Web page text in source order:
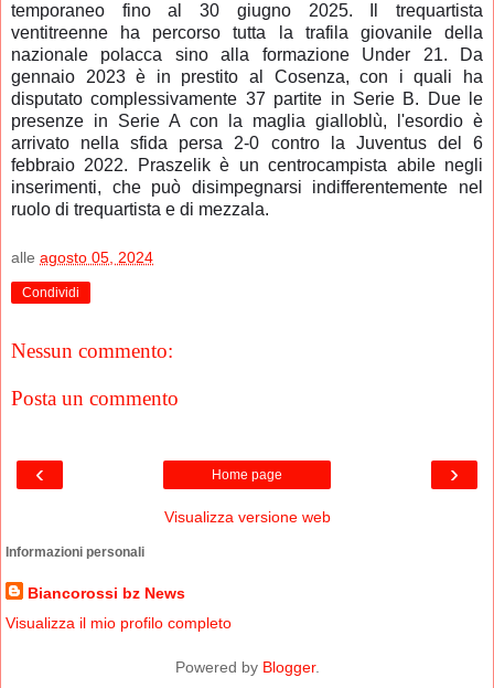
temporaneo fino al 30 giugno 2025. Il trequartista
ventitreenne ha percorso tutta la trafila giovanile della
nazionale polacca sino alla formazione Under 21. Da
gennaio 2023 è in prestito al Cosenza, con i quali ha
disputato complessivamente 37 partite in Serie B. Due le
presenze in Serie A con la maglia gialloblù, l'esordio è
arrivato nella sfida persa 2-0 contro la Juventus del 6
febbraio 2022. Praszelik è un centrocampista abile negli
inserimenti, che può disimpegnarsi indifferentemente nel
ruolo di trequartista e di mezzala.
alle agosto 05, 2024
Condividi
Nessun commento:
Posta un commento
‹ ›
Home page
Visualizza versione web
Informazioni personali
Biancorossi bz News
Visualizza il mio profilo completo
Powered by Blogger.